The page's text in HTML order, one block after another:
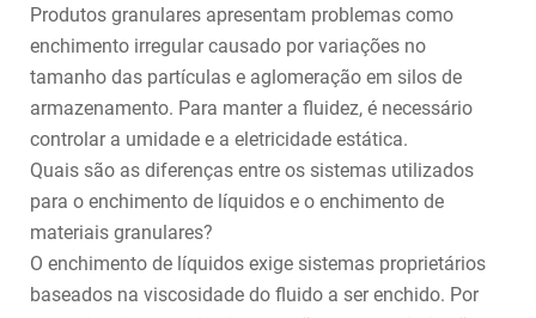
Produtos granulares apresentam problemas como
enchimento irregular causado por variações no
tamanho das partículas e aglomeração em silos de
armazenamento. Para manter a fluidez, é necessário
controlar a umidade e a eletricidade estática.
Quais são as diferenças entre os sistemas utilizados
para o enchimento de líquidos e o enchimento de
materiais granulares?
O enchimento de líquidos exige sistemas proprietários
baseados na viscosidade do fluido a ser enchido. Por